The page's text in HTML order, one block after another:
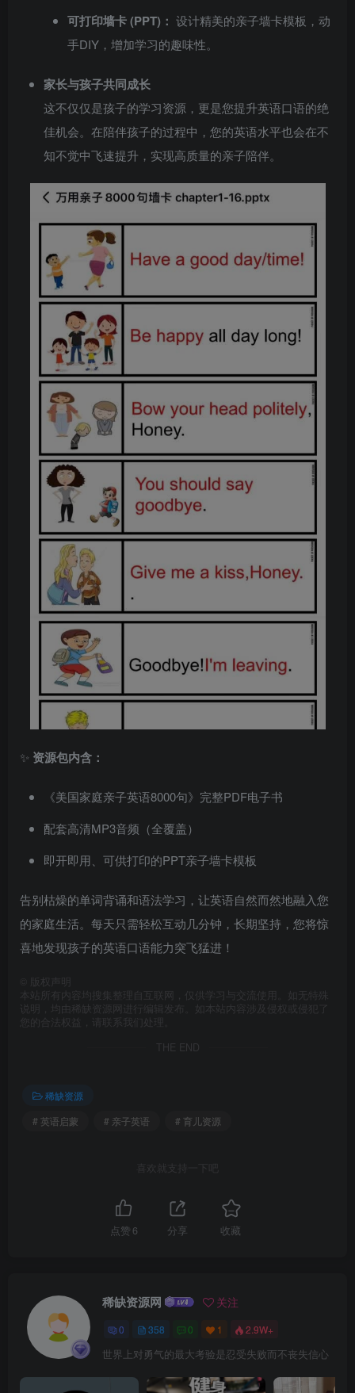
可打印墙卡 (PPT)： 设计精美的亲子墙卡模板，动
手DIY，增加学习的趣味性。
家长与孩子共同成长
这不仅仅是孩子的学习资源，更是您提升英语口语的绝
佳机会。在陪伴孩子的过程中，您的英语水平也会在不
知不觉中飞速提升，实现高质量的亲子陪伴。
✨ 资源包内含：
《美国家庭亲子英语8000句》完整PDF电子书
配套高清MP3音频（全覆盖）
即开即用、可供打印的PPT亲子墙卡模板
告别枯燥的单词背诵和语法学习，让英语自然而然地融入您
的家庭生活。每天只需轻松互动几分钟，长期坚持，您将惊
喜地发现孩子的英语口语能力突飞猛进！
版权声明
本站所有内容均搜集整理自互联网，仅供学习与交流使用。如无特殊
说明，均由稀缺资源网进行编辑发布。如本站内容涉及侵权或侵犯了
您的合法权益，请联系我们处理。
THE END
稀缺资源
# 英语启蒙
# 亲子英语 # 育儿资源
喜欢就支持一下吧
点赞 6 分享 收藏
稀缺资源网 关注
0 358 0 1 2.9W+
世界上对勇气的最大考验是忍受失败而不丧失信心